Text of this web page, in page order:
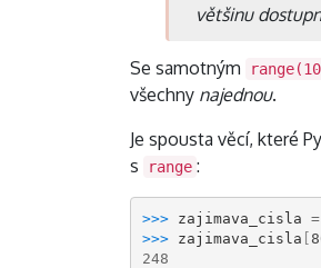
většinu
Se samotným
všechny najednou.
Je spousta věcí, které
s
range :
>>> zajimava_cisla =
>>> zajimava_cisla [
248